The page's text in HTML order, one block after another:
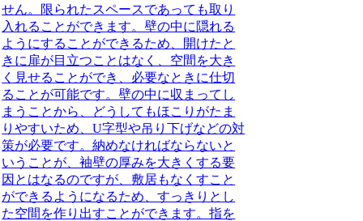
せん。限られたスペースであっても取り
入れることができます。壁の中に隠れる
ようにすることができるため、開けたと
きに扉が目立つことはなく、空間を大き
く見せることができ、必要なときに仕切
ることが可能です。壁の中に収まってし
まうことから、どうしてもほこりがたま
りやすいため、U字型や吊り下げなどの対
策が必要です。納めなければならないと
いうことが、袖壁の厚みを大きくする要
因とはなるのですが、敷居もなくすこと
ができるようになるため、すっきりとし
た空間を作り出すことができます。指を